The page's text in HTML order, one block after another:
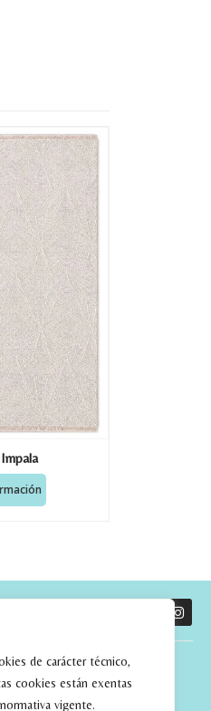
de carácter técnico,
cookies están exentas
vigente.